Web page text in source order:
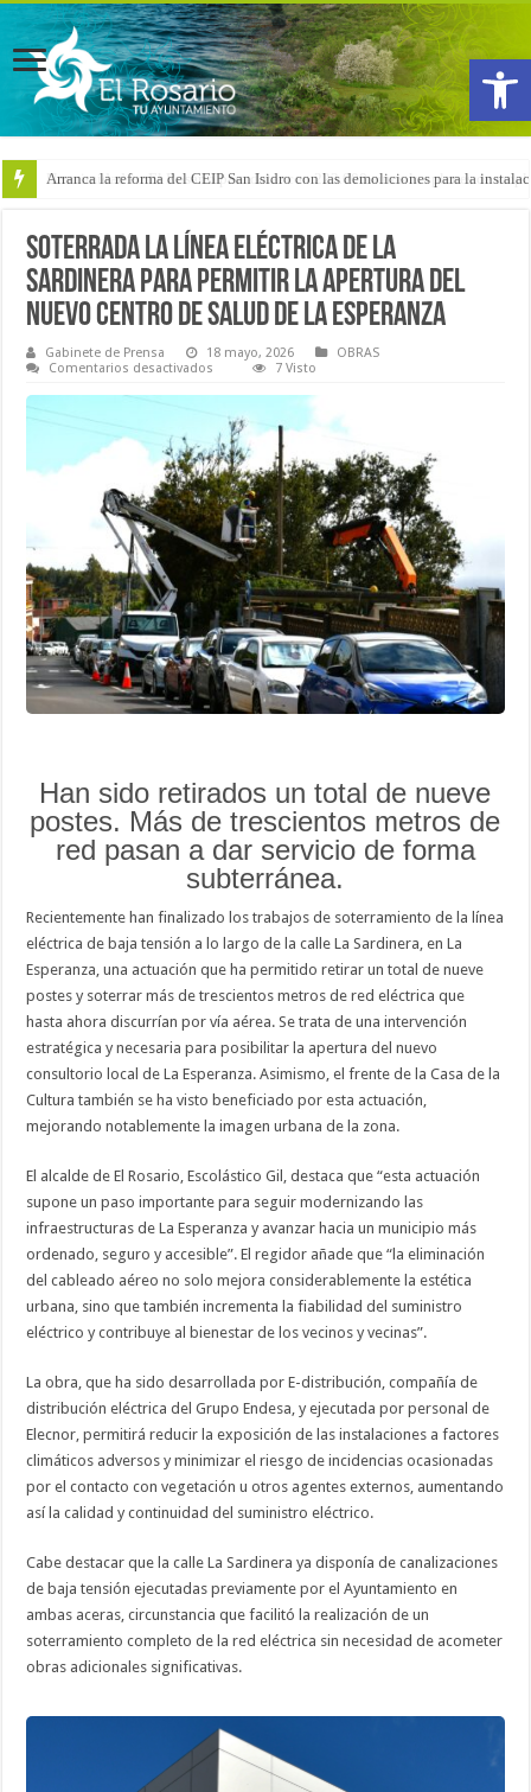
Abrir
Arranca la reforma del CEIP San Isidro con las demoliciones para la
Soterrada la línea eléctrica de La
Sardinera para permitir la apertura del
nuevo centro de salud de La Esperanza
Gabinete de Prensa 18 mayo, 2026
OBRAS
Comentarios desactivados
la
línea
eléctrica
de
La
Sardinera
para
permitir
la
apertura
del
nuevo
centro
salud
de
La
Esperanza
7 Visto
Han sido retirados un total de nueve
postes. Más de trescientos metros de
red pasan a dar servicio de forma
subterránea.
Recientemente han finalizado los trabajos de soterramiento de la línea
eléctrica de baja tensión a lo largo de la calle La Sardinera, en La
Esperanza, una actuación que ha permitido retirar un total de nueve
postes y soterrar más de trescientos metros de red eléctrica que
hasta ahora discurrían por vía aérea. Se trata de una intervención
estratégica y necesaria para posibilitar la apertura del nuevo
consultorio local de La Esperanza. Asimismo, el frente de la Casa de la
Cultura también se ha visto beneficiado por esta actuación,
mejorando notablemente la imagen urbana de la zona.
El alcalde de El Rosario, Escolástico Gil, destaca que “esta actuación
supone un paso importante para seguir modernizando las
infraestructuras de La Esperanza y avanzar hacia un municipio más
ordenado, seguro y accesible”. El regidor añade que “la eliminación
del cableado aéreo no solo mejora considerablemente la estética
urbana, sino que también incrementa la fiabilidad del suministro
eléctrico y contribuye al bienestar de los vecinos y vecinas”.
La obra, que ha sido desarrollada por E-distribución, compañía de
distribución eléctrica del Grupo Endesa, y ejecutada por personal de
Elecnor, permitirá reducir la exposición de las instalaciones a factores
climáticos adversos y minimizar el riesgo de incidencias ocasionadas
por el contacto con vegetación u otros agentes externos, aumentando
así la calidad y continuidad del suministro eléctrico.
Cabe destacar que la calle La Sardinera ya disponía de canalizaciones
de baja tensión ejecutadas previamente por el Ayuntamiento en
ambas aceras, circunstancia que facilitó la realización de un
soterramiento completo de la red eléctrica sin necesidad de acometer
obras adicionales significativas.